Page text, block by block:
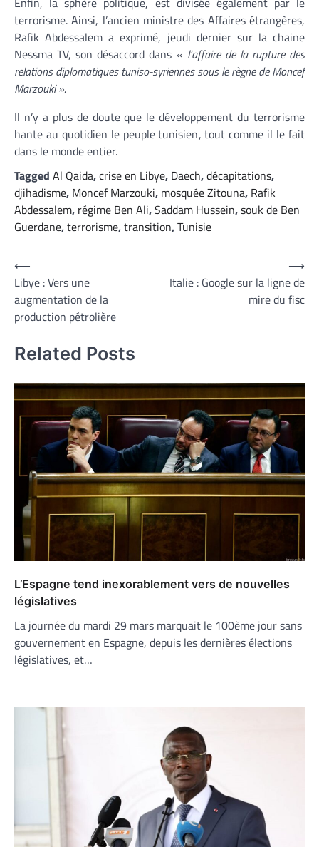
terrorisme. Ainsi, l’ancien ministre des Affaires étrangères,
Rafik Abdessalem a exprimé, jeudi dernier sur la chaine
Nessma TV, son désaccord dans « l’affaire de la rupture des
relations diplomatiques tuniso-syriennes sous le règne de Moncef
Marzouki ».
Il n’y a plus de doute que le développement du terrorisme
hante au quotidien le peuple tunisien, tout comme il le fait
dans le monde entier.
Tagged Al Qaida,crise en Libye, Daech,décapitations,
djihadisme, Moncef Marzouki, mosquée Zitouna, Rafik
Abdessalem, régime Ben Ali,Saddam Hussein,souk de Ben
Guerdane,terrorisme,transition,Tunisie
Navigation
de
l’article
⟵
Libye : Vers une
augmentation de la
production pétrolière
Italie : Google sur la ligne de
mire du fisc
⟶
Related Posts
L’Espagne tend inexorablement vers de nouvelles
législatives
La journée du mardi 29 mars marquait le 100ème jour sans
gouvernement en Espagne, depuis les dernières élections
législatives, et…